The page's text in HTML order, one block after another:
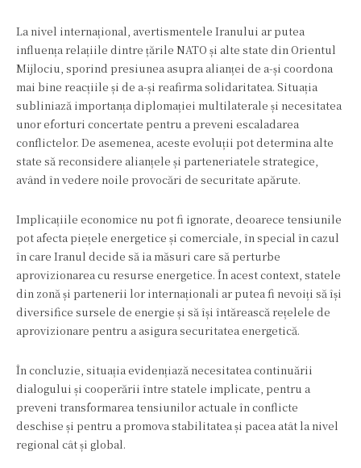
La nivel internațional, avertismentele Iranului ar putea
influența relațiile dintre țările NATO și alte state din Orientul
Mijlociu, sporind presiunea asupra alianței de a-și coordona
mai bine reacțiile și de a-și reafirma solidaritatea. Situația
subliniază importanța diplomației multilaterale și necesitatea
unor eforturi concertate pentru a preveni escaladarea
conflictelor. De asemenea, aceste evoluții pot determina alte
state să reconsidere alianțele și parteneriatele strategice,
având în vedere noile provocări de securitate apărute.
Implicațiile economice nu pot fi ignorate, deoarece tensiunile
pot afecta piețele energetice și comerciale, în special în cazul
în care Iranul decide să ia măsuri care să perturbe
aprovizionarea cu resurse energetice. În acest context, statele
din zonă și partenerii lor internaționali ar putea fi nevoiți să își
diversifice sursele de energie și să își întărească rețelele de
aprovizionare pentru a asigura securitatea energetică.
În concluzie, situația evidențiază necesitatea continuării
dialogului și cooperării între statele implicate, pentru a
preveni transformarea tensiunilor actuale în conflicte
deschise și pentru a promova stabilitatea și pacea atât la nivel
regional cât și global.